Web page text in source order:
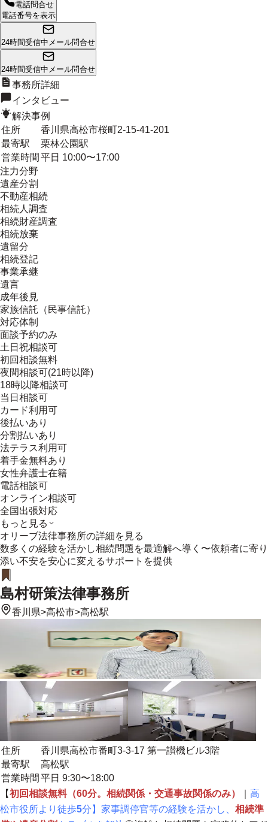
電話問合せ
電話番号を表示
24時間受信中 メール問合せ
24時間受信中 メール問合せ
事務所詳細
インタビュー
解決事例
住所
香川県高松市桜町2-15-41-201
最寄駅
栗林公園駅
営業時間 平日 10:00〜17:00
注力分野
遺産分割
不動産相続
相続人調査
相続財産調査
相続放棄
遺留分
相続登記
事業承継
遺言
成年後見
家族信託（民事信託）
対応体制
面談予約のみ
土日祝相談可
初回相談無料
夜間相談可(21時以降)
18時以降相談可
当日相談可
カード利用可
後払いあり
分割払いあり
法テラス利用可
着手金無料あり
女性弁護士在籍
電話相談可
オンライン相談可
全国出張対応
もっと見る
オリーブ法律事務所の詳細を見る
数多くの経験を活かし相続問題を最適解へ導く〜依頼者に寄り
添い不安を安心に変えるサポートを提供
島村研策法律事務所
香川県>高松市>高松駅
住所
香川県高松市番町3-3-17 第一讃機ビル3階
最寄駅
高松駅
営業時間 平日 9:30〜18:00
【初回相談無料（60分。相続関係・交通事故関係のみ）
高
松市役所より徒歩5分】家事調停官等の経験を活かし、 相続準